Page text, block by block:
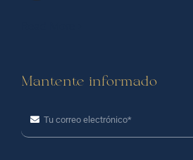
Mantente informado